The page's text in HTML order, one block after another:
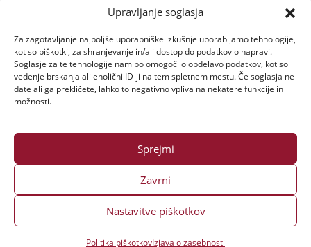
Upravljanje soglasja
Za zagotavljanje najboljše uporabniške izkušnje uporabljamo tehnologije,
kot so piškotki, za shranjevanje in/ali dostop do podatkov o napravi.
Soglasje za te tehnologije nam bo omogočilo obdelavo podatkov, kot so
vedenje brskanja ali enolični ID-ji na tem spletnem mestu. Če soglasja ne
date ali ga prekličete, lahko to negativno vpliva na nekatere funkcije in
možnosti.
Sprejmi
Zavrni
Nastavitve piškotkov
Politika piškotkovIzjava o zasebnosti
Gimnazija Želimlje ° Dom Janeza Boska ° Majcnov
Želimlje 46, 1291 Škofljica
TEL.:01/47 02 111
E-POŠTA:zelimlje@zelimlje.si
Varstvo podatkov
Vse pravice pridržane ©2026 | Izdelava spletne strani:Ms3 d.o.o.